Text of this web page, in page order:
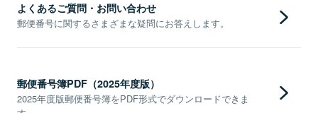
よくあるご質問・お問い合わせ
郵便番号に関するさまざまな疑問にお答えします。
郵便番号簿PDF（2025年度版）
2025年度版郵便番号簿をPDF形式でダウンロードできま